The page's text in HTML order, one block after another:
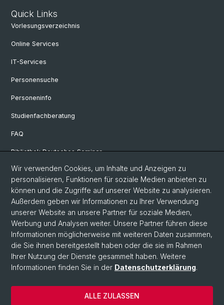
Quick Links
Vorlesungsverzeichnis
Online Services
IT-Services
Personensuche
Personeninfo
Studienfachberatung
FAQ
Bibliothek Deutsches Seminar
Neuere deutsche Literaturwissenschaft
Germanistische Mediävistik
Deutsche Sprachwissenschaft
© Universität Basel
Philosophisch-Historische Fakultät
Sprach- und Literaturwissenschaften
Home
Datenschutzerklärung
Wir verwenden Cookies, um Inhalte und Anzeigen zu
personalisieren, Funktionen für soziale Medien anbieten zu
können und die Zugriffe auf unserer Website zu analysieren.
Außerdem geben wir Informationen zu Ihrer Verwendung
unserer Website an unsere Partner für soziale Medien,
Werbung und Analysen weiter. Unsere Partner führen diese
Informationen möglicherweise mit weiteren Daten zusammen,
die Sie ihnen bereitgestellt haben oder die sie im Rahmen
Ihrer Nutzung der Dienste gesammelt haben. Weitere
Informationen finden Sie in der Datenschutzerklärung.
ALLE ZULASSEN